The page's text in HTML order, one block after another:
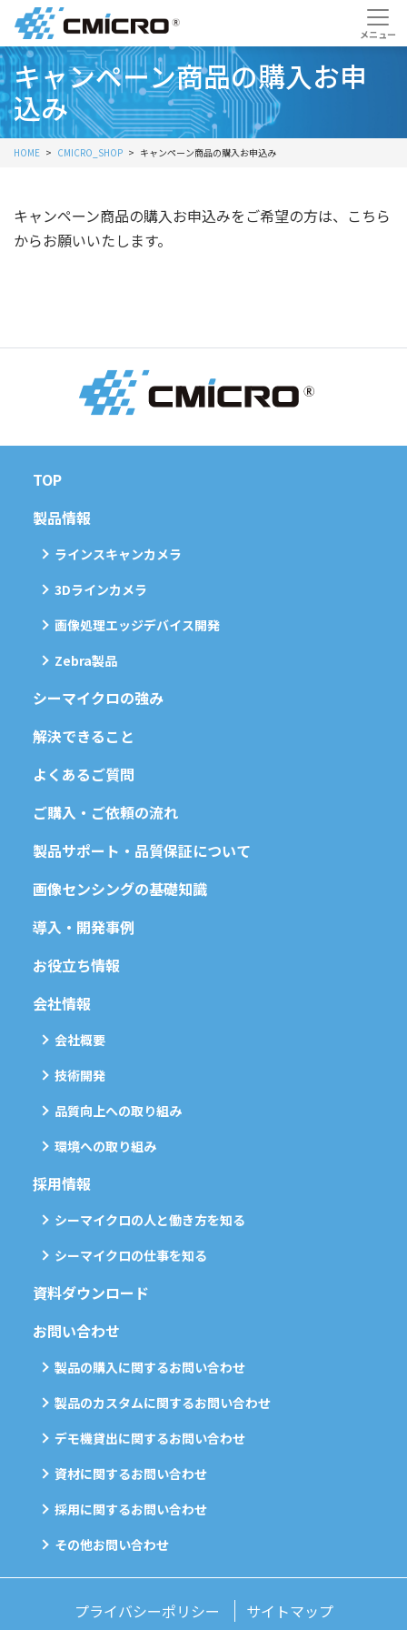
キャンペーン商品の購入お申
込み
HOME CMICRO_SHOP キャンペーン商品の購入お申込み
キャンペーン商品の購入お申込みをご希望の方は、こちら
からお願いいたします。
TOP
製品情報
ラインスキャンカメラ
3Dラインカメラ
画像処理エッジデバイス開発
Zebra製品
シーマイクロの強み
解決できること
よくあるご質問
ご購入・ご依頼の流れ
製品サポート・品質保証について
画像センシングの基礎知識
導入・開発事例
お役立ち情報
会社情報
会社概要
技術開発
品質向上への取り組み
環境への取り組み
採用情報
シーマイクロの人と働き方を知る
シーマイクロの仕事を知る
資料ダウンロード
お問い合わせ
製品の購入に関するお問い合わせ
製品のカスタムに関するお問い合わせ
デモ機貸出に関するお問い合わせ
資材に関するお問い合わせ
採用に関するお問い合わせ
その他お問い合わせ
プライバシーポリシー サイトマップ